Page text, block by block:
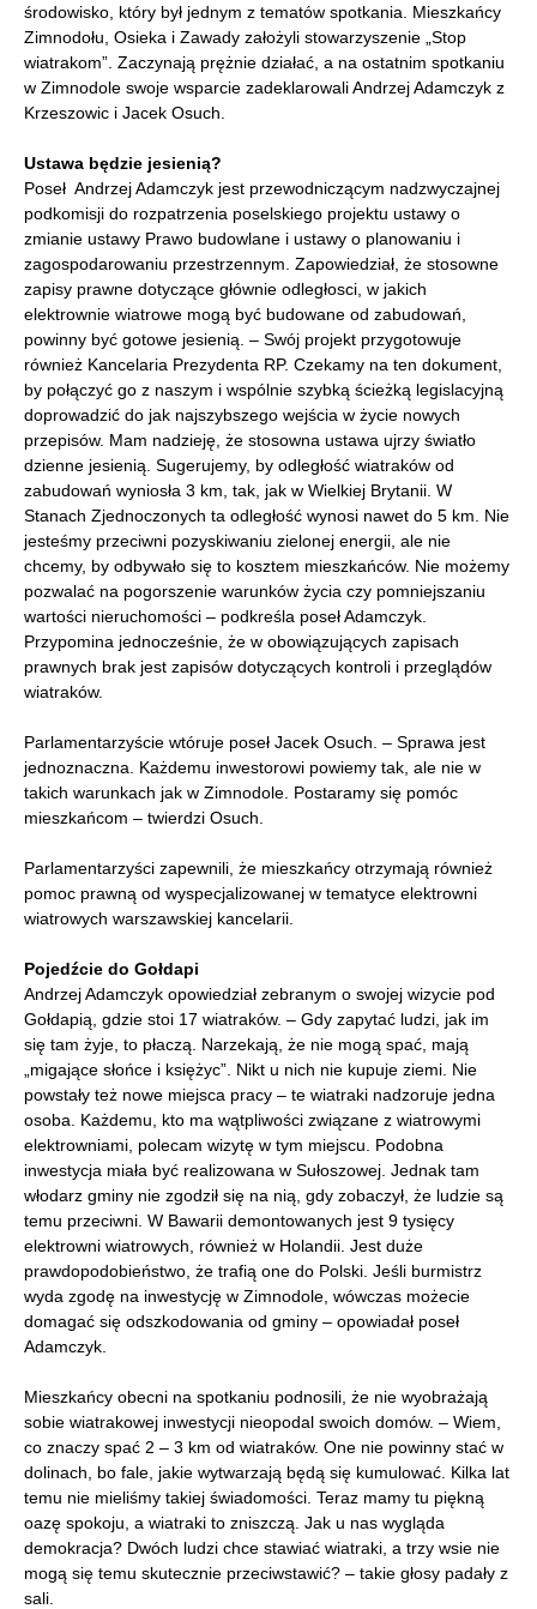
środowisko, który był jednym z tematów spotkania. Mieszkańcy
Zimnodołu, Osieka i Zawady założyli stowarzyszenie „Stop
wiatrakom”. Zaczynają prężnie działać, a na ostatnim spotkaniu
w Zimnodole swoje wsparcie zadeklarowali Andrzej Adamczyk z
Krzeszowic i Jacek Osuch.
Ustawa będzie jesienią?
Poseł Andrzej Adamczyk jest przewodniczącym nadzwyczajnej
podkomisji do rozpatrzenia poselskiego projektu ustawy o
zmianie ustawy Prawo budowlane i ustawy o planowaniu i
zagospodarowaniu przestrzennym. Zapowiedział, że stosowne
zapisy prawne dotyczące głównie odległosci, w jakich
elektrownie wiatrowe mogą być budowane od zabudowań,
powinny być gotowe jesienią. – Swój projekt przygotowuje
również Kancelaria Prezydenta RP. Czekamy na ten dokument,
by połączyć go z naszym i wspólnie szybką ścieżką legislacyjną
doprowadzić do jak najszybszego wejścia w życie nowych
przepisów. Mam nadzieję, że stosowna ustawa ujrzy światło
dzienne jesienią. Sugerujemy, by odległość wiatraków od
zabudowań wyniosła 3 km, tak, jak w Wielkiej Brytanii. W
Stanach Zjednoczonych ta odległość wynosi nawet do 5 km. Nie
jesteśmy przeciwni pozyskiwaniu zielonej energii, ale nie
chcemy, by odbywało się to kosztem mieszkańców. Nie możemy
pozwalać na pogorszenie warunków życia czy pomniejszaniu
wartości nieruchomości – podkreśla poseł Adamczyk.
Przypomina jednocześnie, że w obowiązujących zapisach
prawnych brak jest zapisów dotyczących kontroli i przeglądów
wiatraków.
Parlamentarzyście wtóruje poseł Jacek Osuch. – Sprawa jest
jednoznaczna. Każdemu inwestorowi powiemy tak, ale nie w
takich warunkach jak w Zimnodole. Postaramy się pomóc
mieszkańcom – twierdzi Osuch.
Parlamentarzyści zapewnili, że mieszkańcy otrzymają również
pomoc prawną od wyspecjalizowanej w tematyce elektrowni
wiatrowych warszawskiej kancelarii.
Pojedźcie do Gołdapi
Andrzej Adamczyk opowiedział zebranym o swojej wizycie pod
Gołdapią, gdzie stoi 17 wiatraków. – Gdy zapytać ludzi, jak im
się tam żyje, to płaczą. Narzekają, że nie mogą spać, mają
„migające słońce i księżyc”. Nikt u nich nie kupuje ziemi. Nie
powstały też nowe miejsca pracy – te wiatraki nadzoruje jedna
osoba. Każdemu, kto ma wątpliwości związane z wiatrowymi
elektrowniami, polecam wizytę w tym miejscu. Podobna
inwestycja miała być realizowana w Sułoszowej. Jednak tam
włodarz gminy nie zgodził się na nią, gdy zobaczył, że ludzie są
temu przeciwni. W Bawarii demontowanych jest 9 tysięcy
elektrowni wiatrowych, również w Holandii. Jest duże
prawdopodobieństwo, że trafią one do Polski. Jeśli burmistrz
wyda zgodę na inwestycję w Zimnodole, wówczas możecie
domagać się odszkodowania od gminy – opowiadał poseł
Adamczyk.
Mieszkańcy obecni na spotkaniu podnosili, że nie wyobrażają
sobie wiatrakowej inwestycji nieopodal swoich domów. – Wiem,
co znaczy spać 2 – 3 km od wiatraków. One nie powinny stać w
dolinach, bo fale, jakie wytwarzają będą się kumulować. Kilka lat
temu nie mieliśmy takiej świadomości. Teraz mamy tu piękną
oazę spokoju, a wiatraki to zniszczą. Jak u nas wygląda
demokracja? Dwóch ludzi chce stawiać wiatraki, a trzy wsie nie
mogą się temu skutecznie przeciwstawić? – takie głosy padały z
sali.